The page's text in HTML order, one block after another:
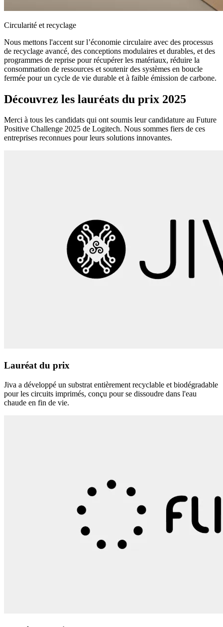
Circularité et recyclage
Nous mettons l'accent sur l’économie circulaire avec des processus
de recyclage avancé, des conceptions modulaires et durables, et des
programmes de reprise pour récupérer les matériaux, réduire la
consommation de ressources et soutenir des systèmes en boucle
fermée pour un cycle de vie durable et à faible émission de carbone.
Découvrez les lauréats du prix 2025
Merci à tous les candidats qui ont soumis leur candidature au Future
Positive Challenge 2025 de Logitech. Nous sommes fiers de ces
entreprises reconnues pour leurs solutions innovantes.
Lauréat du prix
Jiva a développé un substrat entièrement recyclable et biodégradable
pour les circuits imprimés, conçu pour se dissoudre dans l'eau
chaude en fin de vie.